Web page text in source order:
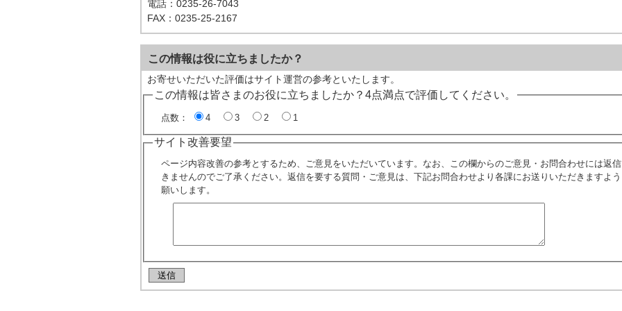
電話：0235-26-7043
FAX：0235-25-2167
この情報は役に立ちましたか？
お寄せいただいた評価はサイト運営の参考といたします。
この情報は皆さまのお役に立ちましたか？4点満点で評価してください。
点数： 4 3 2 1
サイト改善要望
ページ内容改善の参考とするため、ご意見をいただいています。なお、この欄からのご意見・お問合わせには返
きませんのでご了承ください。返信を要する質問・ご意見は、下記お問合わせより各課にお送りいただきますよ
願いします。